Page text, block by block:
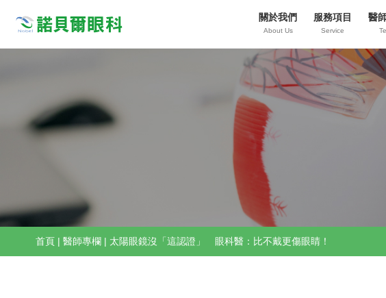
關於我們
About Us
服務項目
Service
醫
首頁 | 醫師專欄 | 太陽眼鏡沒「這認證」 眼科醫：比不戴更傷眼睛！